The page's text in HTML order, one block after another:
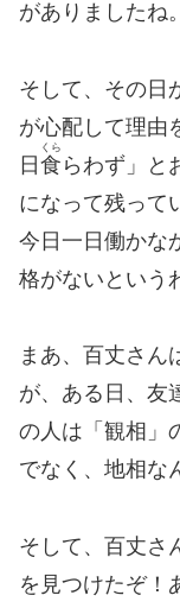
がありましたね。
そして、その日
が心配して理由
日食
くら
らわず」と
になって残って
今日一日働かな
格がないという
まあ、百丈さん
が、ある日、友
の人は「観相」
でなく、地相な
そして、百丈さ
を見つけたぞ！